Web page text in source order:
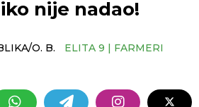
nije nadao!
O. B. ELITA 9 | FARMERI